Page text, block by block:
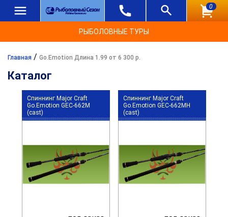
0
РЫБОЛОВНЫЕ ТУРЫ
Главная / Go.Emotion Длина 1.99 от 6 300 р.
Каталог
Спиннинг Major Craft
Go.Emotion GEC-662M
(cast)
Спиннинг Major Craft
Go.Emotion GEC-662MH
(cast)